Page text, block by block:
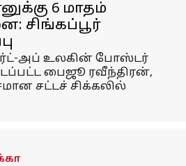
6 மாதம்
சிங்கப்பூர்
அப் உலகின் போஸ்டர்
பைஜூ ரவீந்திரன்,
சட்டச் சிக்கலில்